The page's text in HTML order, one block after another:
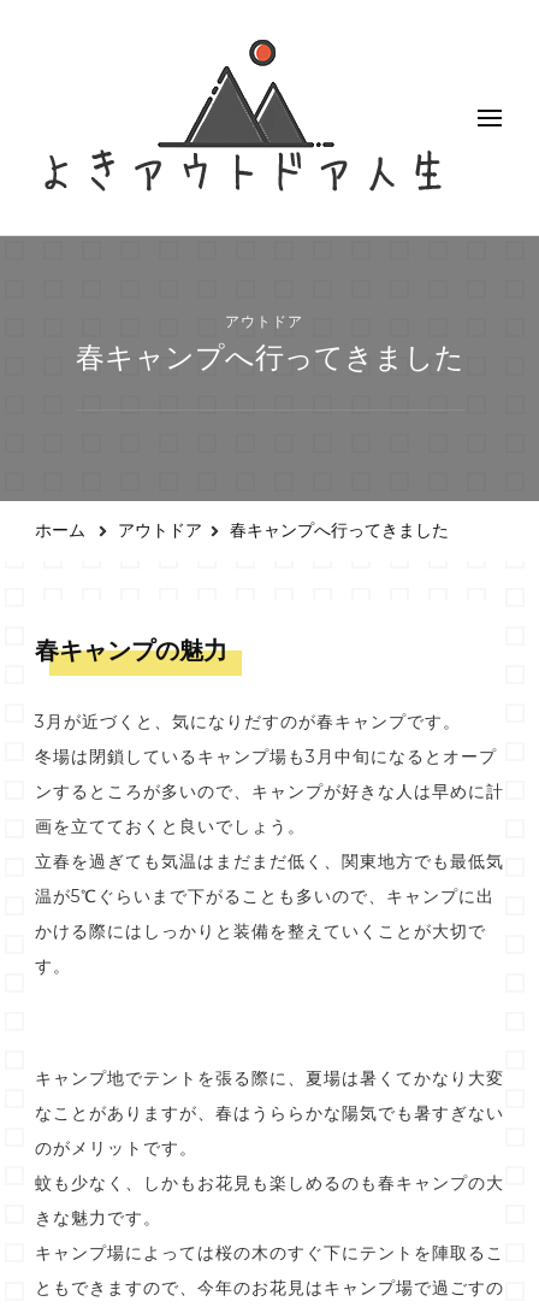
よきアウトドア人生
アクティブなアウトドア女子のブログ
アウトドア
春キャンプへ行ってきました
ホーム アウトドア 春キャンプへ行ってきました
春キャンプの魅力
3月が近づくと、気になりだすのが春キャンプです。
冬場は閉鎖しているキャンプ場も3月中旬になるとオープ
ンするところが多いので、キャンプが好きな人は早めに計
画を立てておくと良いでしょう。
立春を過ぎても気温はまだまだ低く、関東地方でも最低気
温が5℃ぐらいまで下がることも多いので、キャンプに出
かける際にはしっかりと装備を整えていくことが大切で
す。
キャンプ地でテントを張る際に、夏場は暑くてかなり大変
なことがありますが、春はうららかな陽気でも暑すぎない
のがメリットです。
蚊も少なく、しかもお花見も楽しめるのも春キャンプの大
きな魅力です。
キャンプ場によっては桜の木のすぐ下にテントを陣取るこ
ともできますので、今年のお花見はキャンプ場で過ごすの